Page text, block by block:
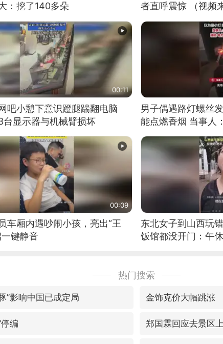
：挖了140多朵
者直呼震惊 （视频
00:11
吧小憩下意识蹬腿踹翻电脑
台显示器与机械臂损坏
男子偶遇路灯螺丝
能点燃香烟 当事人
00:09
车厢内遇吵闹小孩，亮出“王
键静音
东北女子到山西玩
饭馆都没开门：午
热门搜索
”影响中国已成定局 金饰克价大幅跳涨
编 郑国霖回应去景区